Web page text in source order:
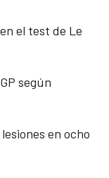
el test de Le
según
en ocho